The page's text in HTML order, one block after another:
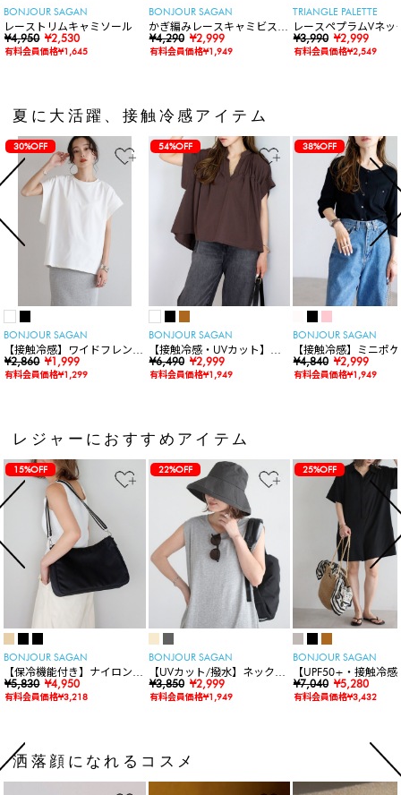
BONJOUR SAGAN
レーストリムキャミソール
¥4,950 ¥2,530
有料会員価格¥1,645
BONJOUR SAGAN
かぎ編みレースキャミビスチ
ェ
¥4,290 ¥2,999
有料会員価格¥1,949
TRIANGLE PALETTE
レースペプラムVネッ
ト
¥3,990 ¥2,999
有料会員価格¥2,549
夏に大活躍、接触冷感アイテム
30%OFF
BONJOUR SAGAN
【接触冷感】ワイドフレンチ
スリーブTシャツ
¥2,860 ¥1,999
有料会員価格¥1,299
54%OFF
BONJOUR SAGAN
【接触冷感・UVカット】シ
ャーリングスキッパートップ
ス
¥6,490 ¥2,999
有料会員価格¥1,949
38%OFF
BONJOUR SAGAN
【接触冷感】ミニポ
袖ニットカーディガン
¥4,840 ¥2,999
有料会員価格¥1,949
レジャーにおすすめアイテム
15%OFF
BONJOUR SAGAN
【保冷機能付き】ナイロンシ
ョルダーバッグ
¥5,830 ¥4,950
有料会員価格¥3,218
22%OFF
BONJOUR SAGAN
【UVカット/撥水】ネックカ
バー付きワイドリムハット
¥3,850 ¥2,999
有料会員価格¥1,949
25%OFF
BONJOUR SAGAN
【UPF50+・接触冷感
水】【水陸両用】ラ
ードロンパース
¥7,040 ¥5,280
有料会員価格¥3,432
洒落顔になれるコスメ